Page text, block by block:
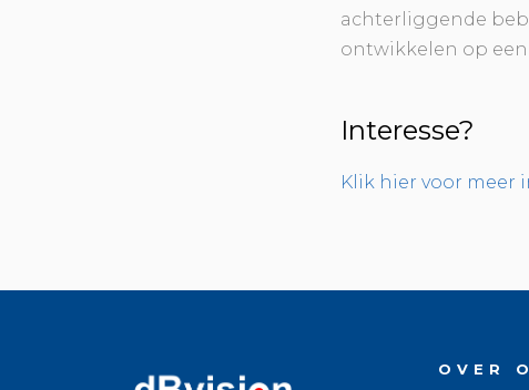
achterliggende
ontwikkelen op
Interesse?
Klik hier voor meer
OVER